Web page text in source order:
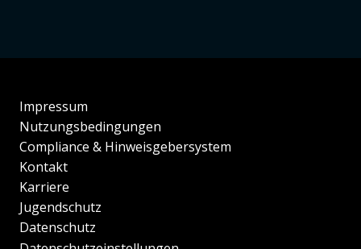
Impressum
Nutzungsbedingungen
Compliance & Hinweisgebersystem
Kontakt
Karriere
Jugendschutz
Datenschutz